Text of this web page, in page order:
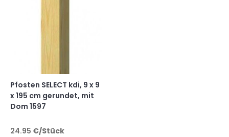
Pfosten SELECT kdi, 9 x 9
x 195 cm gerundet, mit
Dom 1597
24.95 €/Stück